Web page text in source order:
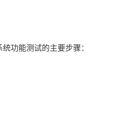
功能测试的主要步骤：